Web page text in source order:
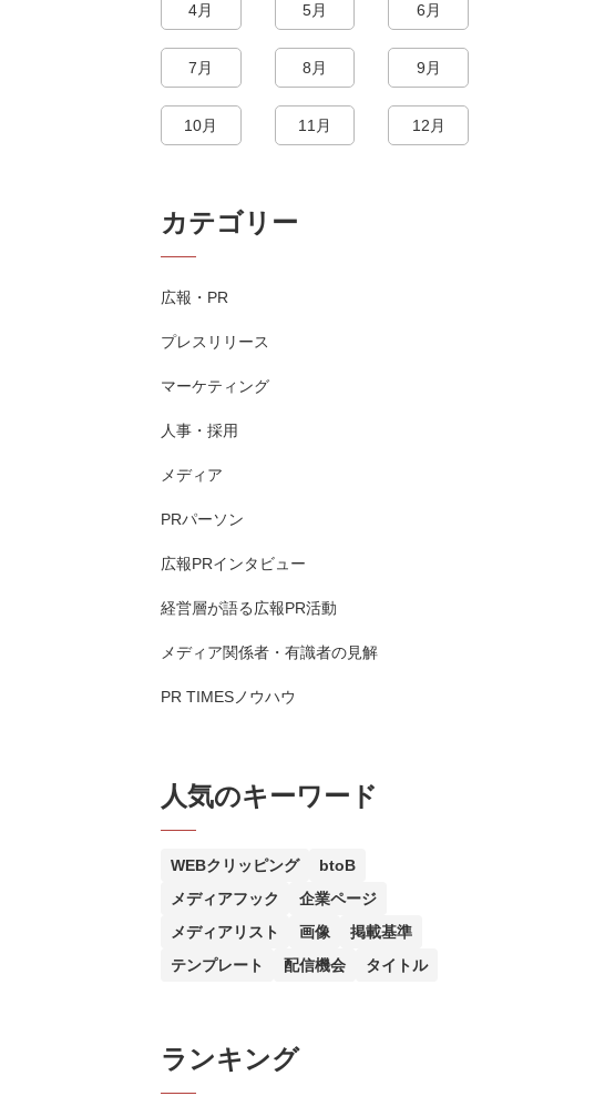
4月 5月 6月
7月 8月 9月
10月 11月 12月
カテゴリー
広報・PR
プレスリリース
マーケティング
人事・採用
メディア
PRパーソン
広報PRインタビュー
経営層が語る広報PR活動
メディア関係者・有識者の見解
PR TIMESノウハウ
人気のキーワード
WEBクリッピング
btoB
メディアフック
企業ページ
メディアリスト
画像
掲載基準
テンプレート
配信機会 タイトル
ランキング